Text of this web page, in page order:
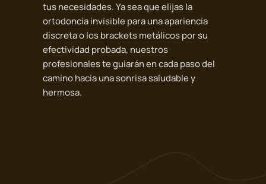
tus necesidades. Ya sea que elijas la
ortodoncia invisible para una apariencia
discreta o los brackets metálicos por su
efectividad probada, nuestros
profesionales te guiarán en cada paso del
camino hacia una sonrisa saludable y
hermosa.